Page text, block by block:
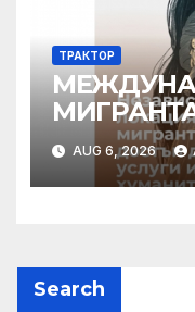
ТРАКТОР
AUG 6, 2026
Search